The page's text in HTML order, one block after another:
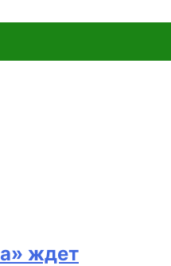
ждет